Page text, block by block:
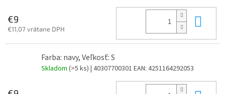
€9
€11,07 vrátane DPH
Farba: navy, Veľkosť: S
Skladom (>5 ks) | 40307700301 EAN: 4251164292053